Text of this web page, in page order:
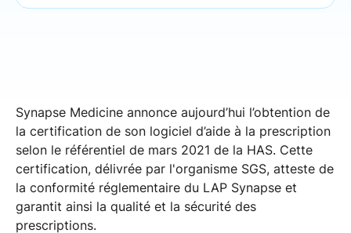
Synapse Medicine annonce aujourd’hui l’obtention de
la certification de son logiciel d’aide à la prescription
selon le référentiel de mars 2021 de la HAS. Cette
certification, délivrée par l'organisme SGS, atteste de
la conformité réglementaire du LAP Synapse et
garantit ainsi la qualité et la sécurité des
prescriptions.